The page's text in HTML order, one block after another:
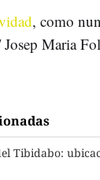
, como
Maria
Tibidabo: